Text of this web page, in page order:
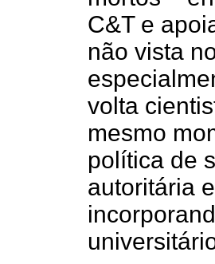
C&T e
não vista
volta
mesmo
política de
autoritária